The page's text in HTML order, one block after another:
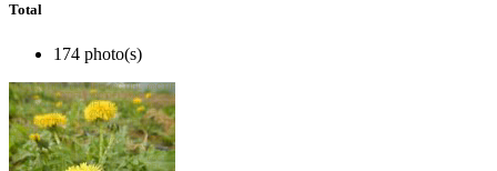
Total
174 photo(s)